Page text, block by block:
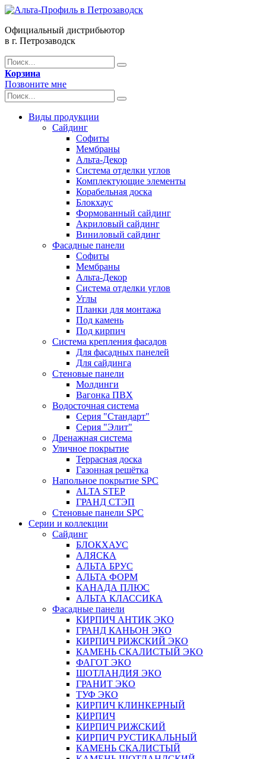
Официальный дистрибьютор
в г. Петрозаводск
Корзина
Позвоните мне
Виды продукции
Сайдинг
Софиты
Мембраны
Альта-Декор
Система отделки углов
Комплектующие элементы
Корабельная доска
Блокхаус
Формованный сайдинг
Акриловый сайдинг
Виниловый сайдинг
Фасадные панели
Софиты
Мембраны
Альта-Декор
Система отделки углов
Углы
Планки для монтажа
Под камень
Под кирпич
Система крепления фасадов
Для фасадных панелей
Для сайдинга
Стеновые панели
Молдинги
Вагонка ПВХ
Водосточная система
Серия "Стандарт"
Серия "Элит"
Дренажная система
Уличное покрытие
Террасная доска
Газонная решётка
Напольное покрытие SPC
ALTA STEP
ГРАНД СТЭП
Стеновые панели SPC
Серии и коллекции
Сайдинг
БЛОКХАУС
АЛЯСКА
АЛЬТА БРУС
АЛЬТА ФОРМ
КАНАДА ПЛЮС
АЛЬТА КЛАССИКА
Фасадные панели
КИРПИЧ АНТИК ЭКО
ГРАНД КАНЬОН ЭКО
КИРПИЧ РИЖСКИЙ ЭКО
КАМЕНЬ СКАЛИСТЫЙ ЭКО
ФАГОТ ЭКО
ШОТЛАНДИЯ ЭКО
ГРАНИТ ЭКО
ТУФ ЭКО
КИРПИЧ КЛИНКЕРНЫЙ
КИРПИЧ
КИРПИЧ РИЖСКИЙ
КИРПИЧ РУСТИКАЛЬНЫЙ
КАМЕНЬ СКАЛИСТЫЙ